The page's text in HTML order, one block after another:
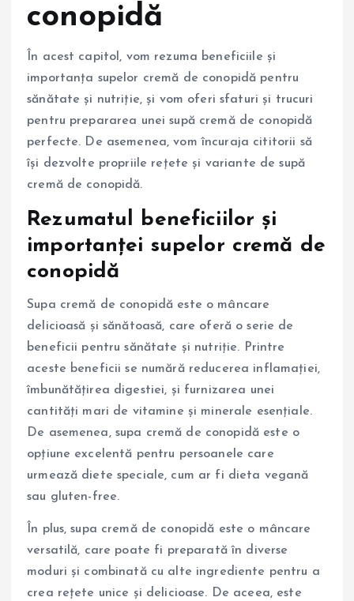
conopidă
În acest capitol, vom rezuma beneficiile și
importanța supelor cremă de conopidă pentru
sănătate și nutriție, și vom oferi sfaturi și trucuri
pentru prepararea unei supă cremă de conopidă
perfecte. De asemenea, vom încuraja cititorii să
își dezvolte propriile rețete și variante de supă
cremă de conopidă.
Rezumatul beneficiilor și
importanței supelor cremă de
conopidă
Supa cremă de conopidă este o mâncare
delicioasă și sănătoasă, care oferă o serie de
beneficii pentru sănătate și nutriție. Printre
aceste beneficii se numără reducerea inflamației,
îmbunătățirea digestiei, și furnizarea unei
cantități mari de vitamine și minerale esențiale.
De asemenea, supa cremă de conopidă este o
opțiune excelentă pentru persoanele care
urmează diete speciale, cum ar fi dieta vegană
sau gluten-free.
În plus, supa cremă de conopidă este o mâncare
versatilă, care poate fi preparată în diverse
moduri și combinată cu alte ingrediente pentru a
crea rețete unice și delicioase. De aceea, este